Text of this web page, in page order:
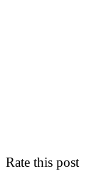
Rate this post